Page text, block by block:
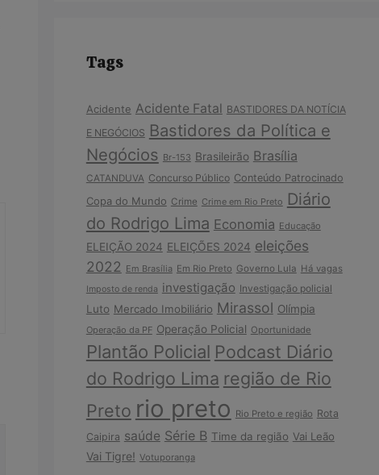
Tags
Acidente Acidente Fatal BASTIDORES DA NOTÍCIA
E NEGÓCIOS Bastidores da Política e
Negócios Br-153 Brasileirão Brasília
CATANDUVA Concurso Público Conteúdo Patrocinado
Copa do Mundo Crime Crime em Rio Preto Diário
do Rodrigo Lima Economia Educação
ELEIÇÃO 2024 ELEIÇÕES 2024 eleições
2022 Em Brasília Em Rio Preto Governo Lula Há vagas
Imposto de renda investigação Investigação policial
Luto Mercado Imobiliário Mirassol Olímpia
Operação da PF Operação Policial Oportunidade
Plantão Policial Podcast Diário
do Rodrigo Lima região de Rio
Preto rio preto Rio Preto e região Rota
Caipira saúde Série B Time da região Vai Leão
Vai Tigre! Votuporanga